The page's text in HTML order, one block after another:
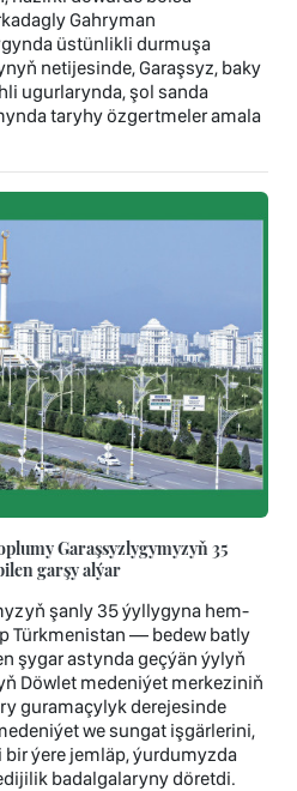
Gahryman
üstünlikli durmuşa
netijesinde, Garaşsyz, baky
ugurlarynda, şol sanda
taryhy özgertmeler amala
Garaşsyzlygymyzyň 35
garşy alýar
şanly 35 ýyllygyna hem-
Türkmenistan — bedew batly
şygar astynda geçýän ýylyň
Döwlet medeniýet merkeziniň
guramaçylyk derejesinde
we sungat işgärlerini,
ýere jemläp, ýurdumyzda
badalgalaryny döretdi.